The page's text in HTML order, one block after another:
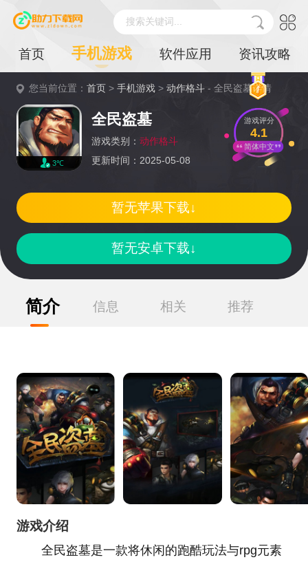
搜索关键词...
首页 手机游戏 软件应用 资讯攻略
您当前位置：首页 >手机游戏 >动作格斗 - 全民盗墓详情
3℃
全民盗墓
游戏类别： 动作格斗
更新时间：2025-05-08
游戏评分
4.1
简体中文
暂无安卓下载↓
暂无苹果下载↓
简介 信息 相关 推荐
游戏介绍
全民盗墓是一款将休闲的跑酷玩法与rpg元素